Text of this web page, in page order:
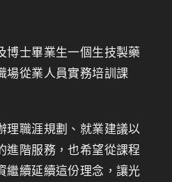
博士畢業生一個生技製藥
場從業人員實務培訓課
理職涯規劃、就業建議以
進階服務，也希望從課程
繼續延續這份理念，讓光